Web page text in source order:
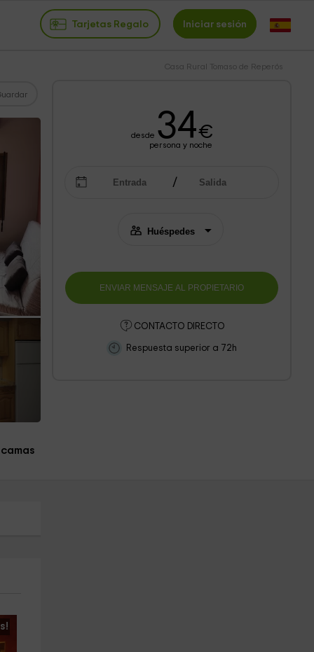
Tarjetas Regalo Iniciar sesión
Casa Rural Tomaso de Reperós
desde 34€
persona y noche
CONTACTO DIRECTO
Respuesta superior a 72h
camas